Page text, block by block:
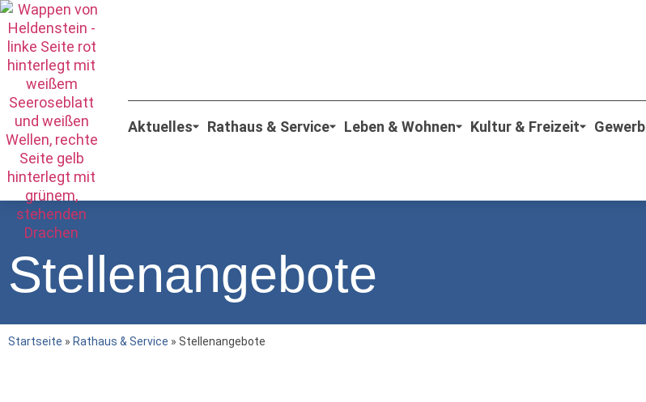
Aktuelles Rathaus & Service Leben & Wohnen Kultur & Freizeit
Stellenangebote
Startseite » Rathaus & Service » Stellenangebote